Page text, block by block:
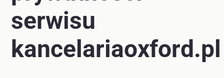
serwisu
kancelariaoxford.pl